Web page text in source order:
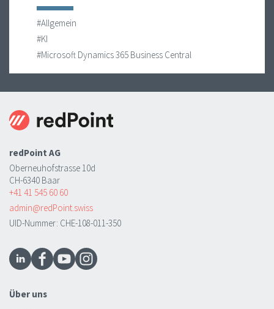
#Allgemein
#KI
#Microsoft Dynamics 365 Business Central
redPoint AG
Oberneuhofstrasse 10d
CH-6340 Baar
+41 41 545 60 60
admin@redPoint.swiss
UID-Nummer: CHE-108-011-350
Über uns